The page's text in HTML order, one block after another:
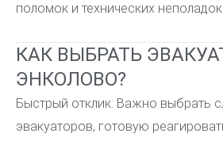
поломок и технических неполадок.
КАК ВЫБРАТЬ
ЭНКОЛОВО?
Быстрый отклик: Важно выбрать
эвакуаторов, готовую